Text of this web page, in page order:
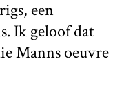
een
Ik geloof dat
Manns oeuvre